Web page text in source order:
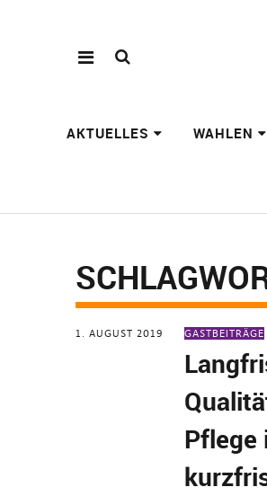
AKTUELLES WAHLEN
1. AUGUST 2019 GASTBEITRÄGE
Pflege